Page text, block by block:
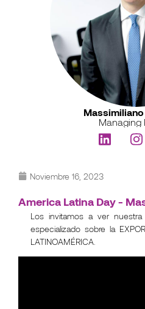
Managing
Noviembre 16, 2023
America Latina Day -
Los invitamos a ver
especializado sobre la
LATINOAMÉRICA.